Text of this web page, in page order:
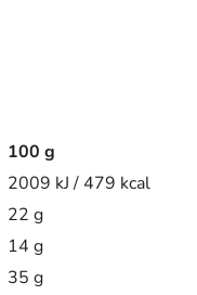
100 g
2009 kJ / 479 kcal
22 g
14 g
35 g